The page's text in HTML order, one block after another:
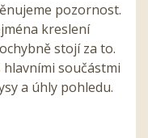
pozornost.
kreslení
stojí za to.
součástmi
a úhly pohledu.